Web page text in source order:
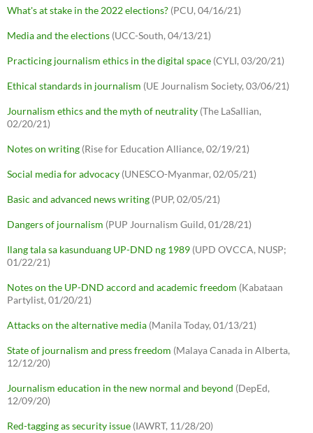
What's at stake in the 2022 elections? (PCU, 04/16/21)
Media and the elections (UCC-South, 04/13/21)
Practicing journalism ethics in the digital space (CYLI, 03/20/21)
Ethical standards in journalism (UE Journalism Society, 03/06/21)
Journalism ethics and the myth of neutrality (The LaSallian,
02/20/21)
Notes on writing (Rise for Education Alliance, 02/19/21)
Social media for advocacy (UNESCO-Myanmar, 02/05/21)
Basic and advanced news writing (PUP, 02/05/21)
Dangers of journalism (PUP Journalism Guild, 01/28/21)
Ilang tala sa kasunduang UP-DND ng 1989 (UPD OVCCA, NUSP;
01/22/21)
Notes on the UP-DND accord and academic freedom (Kabataan
Partylist, 01/20/21)
Attacks on the alternative media (Manila Today, 01/13/21)
State of journalism and press freedom (Malaya Canada in Alberta,
12/12/20)
Journalism education in the new normal and beyond (DepEd,
12/09/20)
Red-tagging as security issue (IAWRT, 11/28/20)